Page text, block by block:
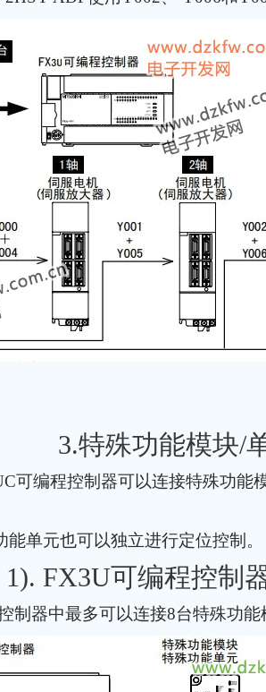
3.特殊功能模块/
可编程控制器可以连接特殊功能
能单元也可以独立进行定位控制。
1). FX3U可编程控制
制器中最多可以连接8台特殊功能